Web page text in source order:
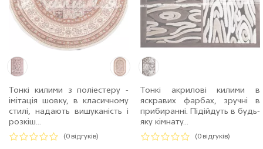
Тонкі килими з поліестеру -
імітація шовку, в класичному
стилі, надають вишуканість і
розкіш...
(0 відгуків)
Тонкі акрилові килими в
яскравих фарбах, зручні в
прибиранні. Підійдуть в будь-
яку кімнату...
(0 відгуків)